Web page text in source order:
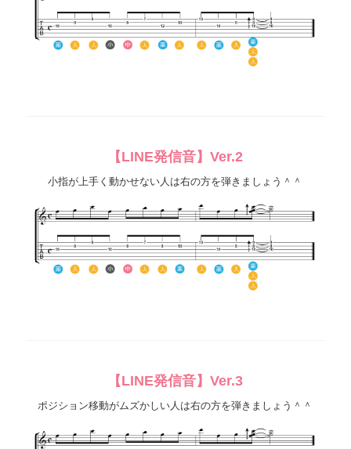
【LINE発信音】Ver.2
小指が上手く動かせない人は右の方を弾きましょう＾＾
【LINE発信音】Ver.3
ポジション移動がムズかしい人は右の方を弾きましょう＾＾